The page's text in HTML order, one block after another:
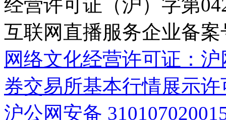
经营许可证（沪）字第
互联网直播服务企业备案
网络文化经营许可证：
券交易所基本行情展示许
沪公网安备